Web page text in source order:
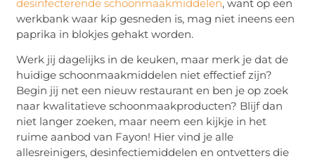
desinfecterende schoonmaakmiddelen, want op een
werkbank waar kip gesneden is, mag niet ineens een
paprika in blokjes gehakt worden.
Werk jij dagelijks in de keuken, maar merk je dat de
huidige schoonmaakmiddelen niet effectief zijn?
Begin jij net een nieuw restaurant en ben je op zoek
naar kwalitatieve schoonmaakproducten? Blijf dan
niet langer zoeken, maar neem een kijkje in het
ruime aanbod van Fayon! Hier vind je alle
allesreinigers, desinfectiemiddelen en ontvetters die